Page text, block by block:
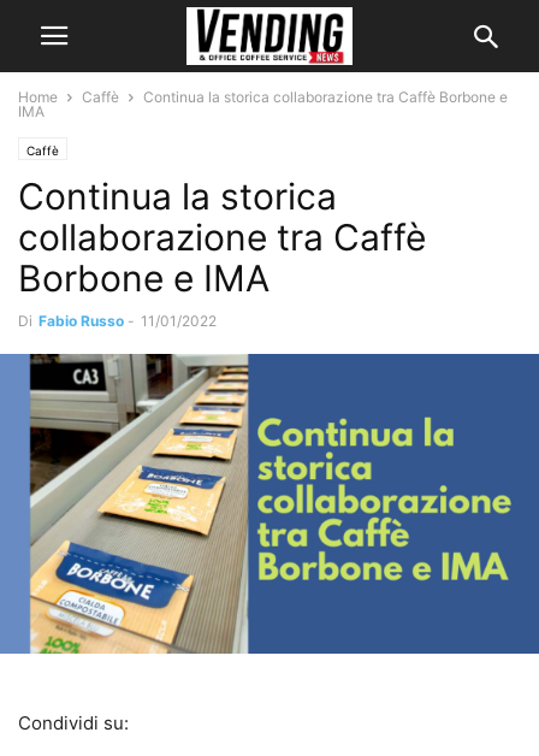
Home Caffè
Continua la storica collaborazione tra Caffè Borbone e
IMA
Caffè
Continua la storica
collaborazione tra Caffè
Borbone e IMA
Di Fabio Russo - 11/01/2022
Condividi su: